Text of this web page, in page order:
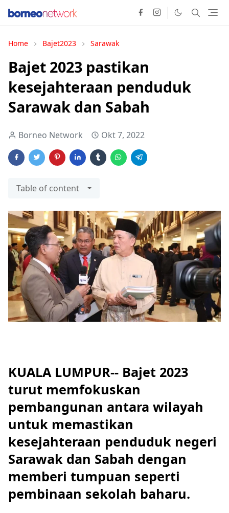
Home Bajet2023 Sarawak
Bajet 2023 pastikan
kesejahteraan penduduk
Sarawak dan Sabah
Borneo Network Okt 7, 2022
Table of content
KUALA LUMPUR-- Bajet 2023
turut memfokuskan
pembangunan antara wilayah
untuk memastikan
kesejahteraan penduduk negeri
Sarawak dan Sabah dengan
memberi tumpuan seperti
pembinaan sekolah baharu.